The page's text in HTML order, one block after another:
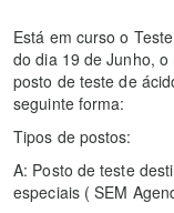
Está em curso o
do dia 19 de Junho,
posto de teste de
seguinte forma:
Tipos de postos:
A: Posto de teste
especiais ( SEM